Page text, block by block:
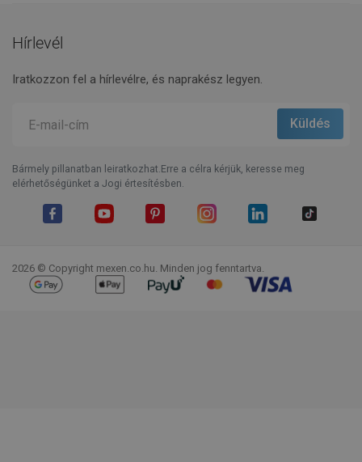
Hírlevél
Iratkozzon fel a hírlevélre, és naprakész legyen.
Bármely pillanatban leiratkozhat.Erre a célra kérjük, keresse meg
elérhetőségünket a Jogi értesítésben.
2026 © Copyright mexen.co.hu. Minden jog fenntartva.